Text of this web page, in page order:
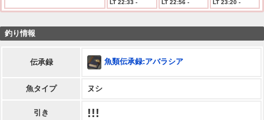
LT 22:33 - LT 22:56 - LT 23:20 -
釣り情報
伝承録 魚類伝承録:アバラシア
魚タイプ ヌシ
引き !!!